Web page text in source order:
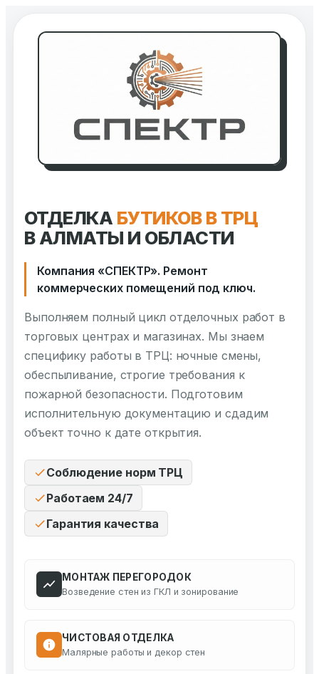
ОТДЕЛКА БУТИКОВ В ТРЦ
В АЛМАТЫ И ОБЛАСТИ
Компания «СПЕКТР». Ремонт
коммерческих помещений под ключ.
Выполняем полный цикл отделочных работ в
торговых центрах и магазинах. Мы знаем
специфику работы в ТРЦ: ночные смены,
обеспыливание, строгие требования к
пожарной безопасности. Подготовим
исполнительную документацию и сдадим
объект точно к дате открытия.
Соблюдение норм ТРЦ
Работаем 24/7
Гарантия качества
МОНТАЖ ПЕРЕГОРОДОК
Возведение стен из ГКЛ и зонирование
ЧИСТОВАЯ ОТДЕЛКА
Малярные работы и декор стен